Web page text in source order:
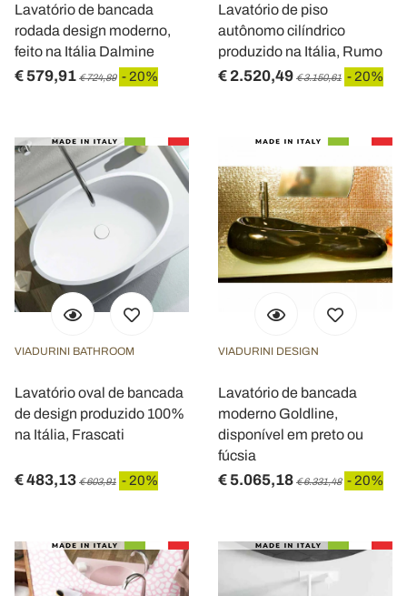
Lavatório de bancada
rodada design moderno,
feito na Itália Dalmine
€ 579,91 € 724,89 - 20%
Lavatório de piso
autônomo cilíndrico
produzido na Itália, Rumo
€ 2.520,49 € 3.150,61 - 20%
VIADURINI BATHROOM
Lavatório oval de bancada
de design produzido 100%
na Itália, Frascati
€ 483,13 € 603,91 - 20%
VIADURINI DESIGN
Lavatório de bancada
moderno Goldline,
disponível em preto ou
fúcsia
€ 5.065,18 € 6.331,48 - 20%